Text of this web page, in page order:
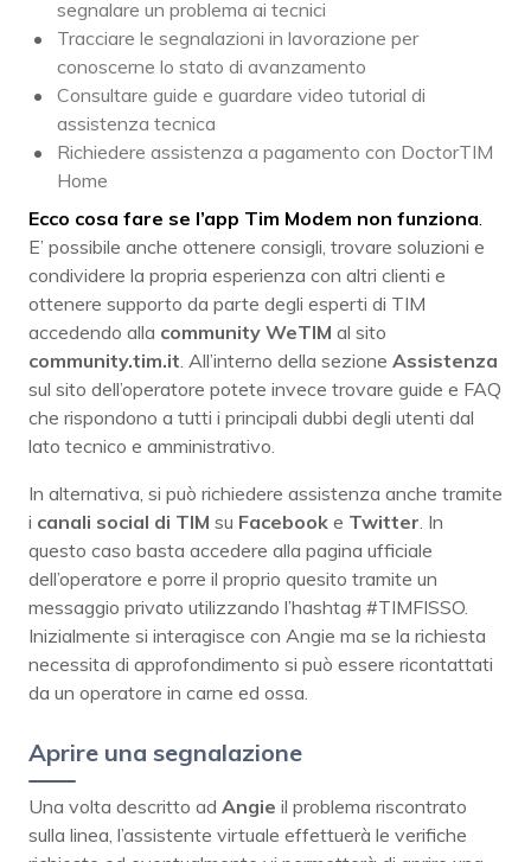
segnalare un problema ai tecnici
Tracciare le segnalazioni in lavorazione per
conoscerne lo stato di avanzamento
Consultare guide e guardare video tutorial di
assistenza tecnica
Richiedere assistenza a pagamento con DoctorTIM
Home
Ecco cosa fare se l’app Tim Modem non funziona.
E’ possibile anche ottenere consigli, trovare soluzioni e
condividere la propria esperienza con altri clienti e
ottenere supporto da parte degli esperti di TIM
accedendo alla community WeTIM al sito
community.tim.it. All’interno della sezione Assistenza
sul sito dell’operatore potete invece trovare guide e FAQ
che rispondono a tutti i principali dubbi degli utenti dal
lato tecnico e amministrativo.
In alternativa, si può richiedere assistenza anche tramite
i canali social di TIM su Facebook e Twitter. In
questo caso basta accedere alla pagina ufficiale
dell’operatore e porre il proprio quesito tramite un
messaggio privato utilizzando l’hashtag #TIMFISSO.
Inizialmente si interagisce con Angie ma se la richiesta
necessita di approfondimento si può essere ricontattati
da un operatore in carne ed ossa.
Aprire una segnalazione
Una volta descritto ad Angie il problema riscontrato
sulla linea, l’assistente virtuale effettuerà le verifiche